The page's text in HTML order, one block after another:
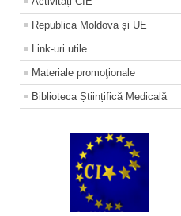
Republica Moldova și UE
Link-uri utile
Materiale promoţionale
Biblioteca Științifică Medicală